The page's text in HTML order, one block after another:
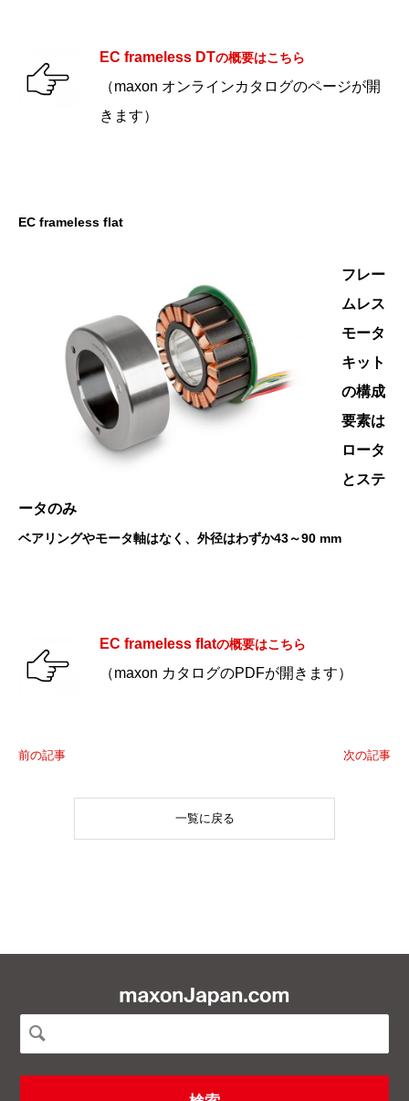
EC frameless DTの概要はこちら
（maxon オンラインカタログのページが開
きます）
EC frameless flat
フレー
ムレス
モータ
キット
の構成
要素は
ロータ
とステ
ータのみ
ベアリングやモータ軸はなく、外径はわずか43～90 mm
EC frameless flatの概要はこちら
（maxon カタログのPDFが開きます）
前の記事
一覧に戻る
次の記事